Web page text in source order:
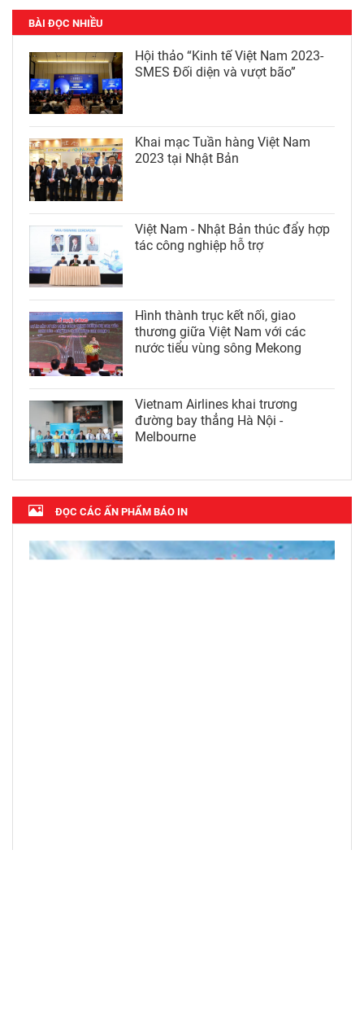
BÀI ĐỌC NHIỀU
Hội thảo “Kinh tế Việt Nam 2023-
SMES Đối diện và vượt bão”
Khai mạc Tuần hàng Việt Nam
2023 tại Nhật Bản
Việt Nam - Nhật Bản thúc đẩy hợp
tác công nghiệp hỗ trợ
Hình thành trục kết nối, giao
thương giữa Việt Nam với các
nước tiểu vùng sông Mekong
Vietnam Airlines khai trương
đường bay thẳng Hà Nội -
Melbourne
ĐỌC CÁC ẤN PHẨM BÁO IN